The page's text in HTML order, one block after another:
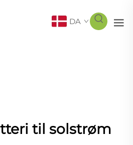
DA
til solstrøm